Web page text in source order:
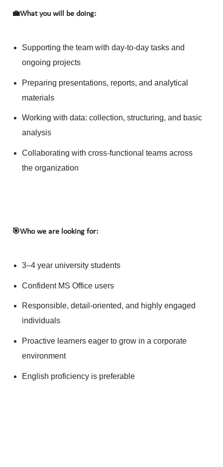
💼What you will be doing:
Supporting the team with day-to-day tasks and
ongoing projects
Preparing presentations, reports, and analytical
materials
Working with data: collection, structuring, and basic
analysis
Collaborating with cross-functional teams across
the organization
🎯Who we are looking for:
3–4 year university students
Confident MS Office users
Responsible, detail-oriented, and highly engaged
individuals
Proactive learners eager to grow in a corporate
environment
English proficiency is preferable